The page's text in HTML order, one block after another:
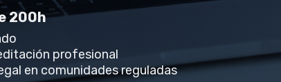
200h
profesional
en comunidades reguladas